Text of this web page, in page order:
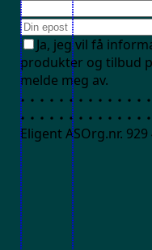
Ja, jeg vil få
produkter og tilbud
melde meg av.
Eligent ASOrg.nr. 929